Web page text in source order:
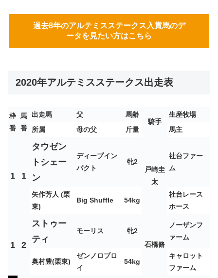
過去8年のアルテミスステークス入賞馬のデ
ータを見たい方はこちら
2020年アルテミスステークス出走表
枠
番
馬
番
出走馬 父
馬齢
騎手
生産牧場
所属
母の父 斤量 馬主
1 1
タウゼン
トシェー
ン
ディープイン
パクト
牝2
戸崎圭
太
社台ファー
ム
矢作芳人 (栗
東)
Big Shuffle 54kg
社台レース
ホース
1 2
ストゥー
ティ
モーリス
牝2
石橋脩
ノーザンフ
ァーム
奥村豊(栗東)
ゼンノロブロ
イ
54kg
キャロット
ファーム